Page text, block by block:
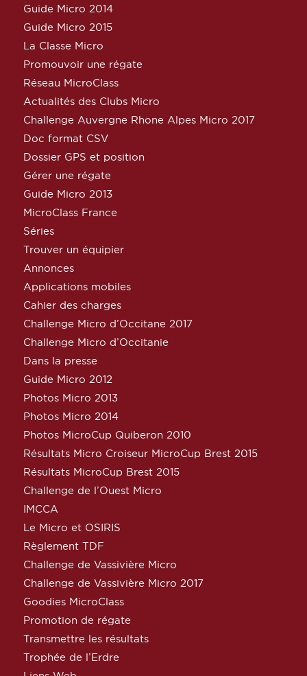
Guide Micro 2014
Guide Micro 2015
La Classe Micro
Promouvoir une régate
Réseau MicroClass
Actualités des Clubs Micro
Challenge Auvergne Rhone Alpes Micro 2017
Doc format CSV
Dossier GPS et position
Gérer une régate
Guide Micro 2013
MicroClass France
Séries
Trouver un équipier
Annonces
Applications mobiles
Cahier des charges
Challenge Micro d’Occitane 2017
Challenge Micro d’Occitanie
Dans la presse
Guide Micro 2012
Photos Micro 2013
Photos Micro 2014
Photos MicroCup Quiberon 2010
Résultats Micro Croiseur MicroCup Brest 2015
Résultats MicroCup Brest 2015
Challenge de l’Ouest Micro
IMCCA
Le Micro et OSIRIS
Règlement TDF
Challenge de Vassivière Micro
Challenge de Vassivière Micro 2017
Goodies MicroClass
Promotion de régate
Transmettre les résultats
Trophée de l’Erdre